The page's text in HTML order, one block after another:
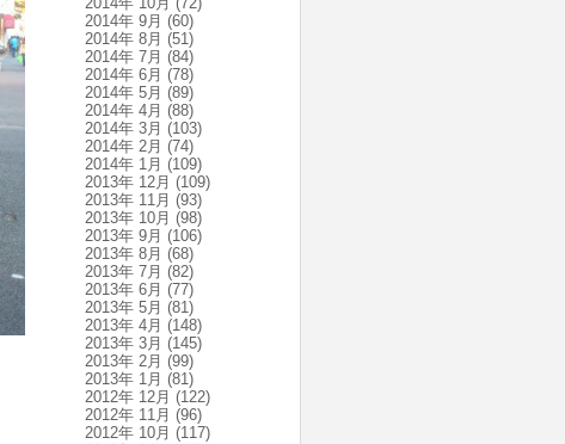
2014年 9月 (60)
2014年 8月 (51)
2014年 7月 (84)
2014年 6月 (78)
2014年 5月 (89)
2014年 4月 (88)
2014年 3月 (103)
2014年 2月 (74)
2014年 1月 (109)
2013年 12月 (109)
2013年 11月 (93)
2013年 10月 (98)
2013年 9月 (106)
2013年 8月 (68)
2013年 7月 (82)
2013年 6月 (77)
2013年 5月 (81)
2013年 4月 (148)
2013年 3月 (145)
2013年 2月 (99)
2013年 1月 (81)
2012年 12月 (122)
2012年 11月 (96)
2012年 10月 (117)